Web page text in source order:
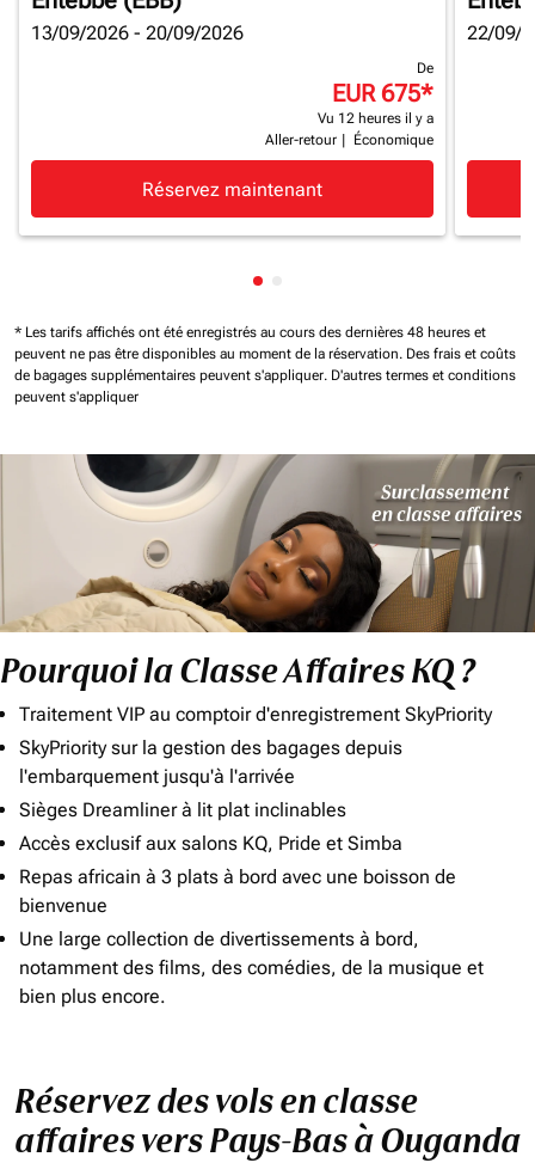
13/09/2026 - 20/09/2026
De
EUR 675*
Vu 12 heures il y a
Aller-retour
Économique
Réservez maintenant
22/09/
Affichage de cmp-pagination-
* Les tarifs affichés ont été enregistrés au cours des dernières 48 heures et
peuvent ne pas être disponibles au moment de la réservation. Des frais et coûts
de bagages supplémentaires peuvent s'appliquer. D'autres termes et conditions
peuvent s'appliquer
Pourquoi la Classe Affaires KQ ?
Traitement VIP au comptoir d'enregistrement SkyPriority
SkyPriority sur la gestion des bagages depuis
l'embarquement jusqu'à l'arrivée
Sièges Dreamliner à lit plat inclinables
Accès exclusif aux salons KQ, Pride et Simba
Repas africain à 3 plats à bord avec une boisson de
bienvenue
Une large collection de divertissements à bord,
notamment des films, des comédies, de la musique et
bien plus encore.
Réservez des vols en classe
affaires vers Pays-Bas à Ouganda